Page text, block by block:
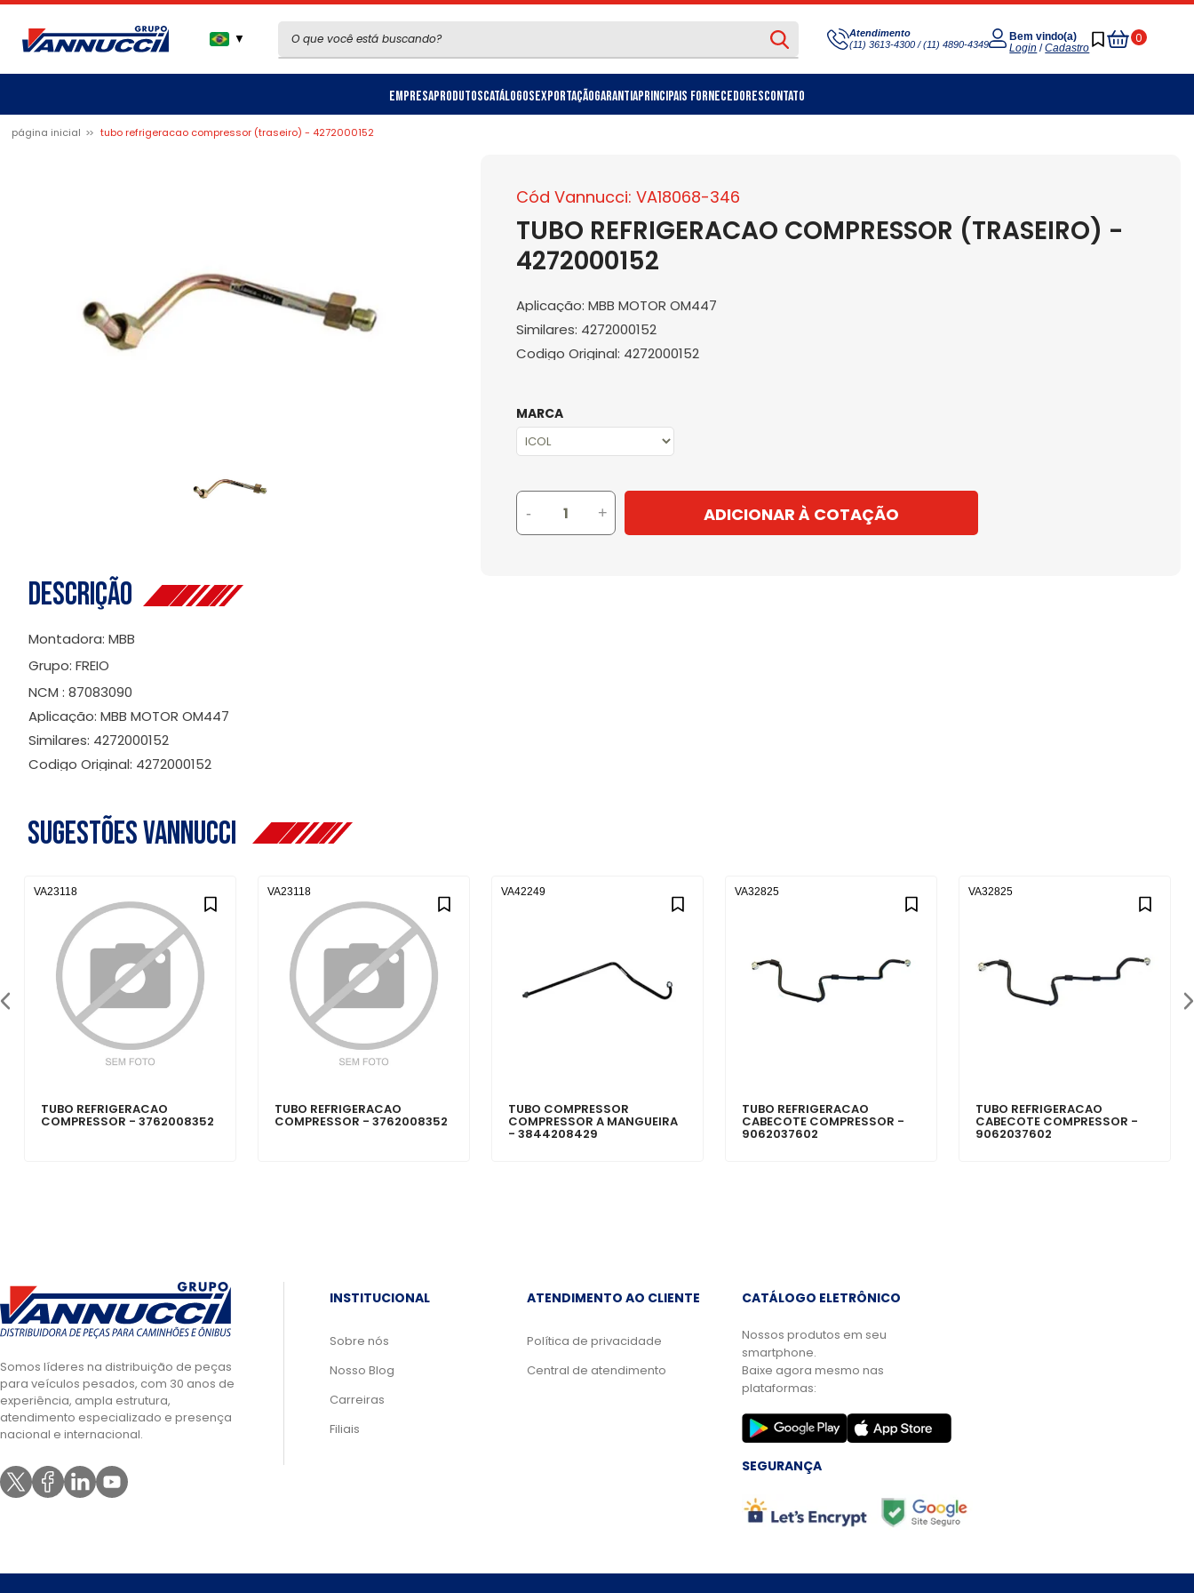
▼
Atendimento
(11) 3613-4300 / (11) 4890-4349
Bem vindo(a)
Login /Cadastro
0
Meu
Carrinho
EmpresaProdutosCatálogosExportaçãoGarantiaPrincipais FornecedoresContato
página inicial tubo refrigeracao compressor (traseiro) - 4272000152
Cód Vannucci: VA18068-346
TUBO REFRIGERACAO COMPRESSOR (TRASEIRO) -
4272000152
Aplicação: MBB MOTOR OM447
Similares: 4272000152
Codigo Original: 4272000152
MARCA
- + ADICIONAR À COTAÇÃO
Descrição
Montadora: MBB
Grupo: FREIO
NCM : 87083090
Aplicação: MBB MOTOR OM447
Similares: 4272000152
Codigo Original: 4272000152
Sugestões Vannucci
TUBO REFRIGERACAO
COMPRESSOR - 3762008352
VA23118
TUBO REFRIGERACAO
COMPRESSOR - 3762008352
VA23118
TUBO COMPRESSOR
COMPRESSOR A MANGUEIRA
- 3844208429
VA42249
TUBO REFRIGERACAO
CABECOTE COMPRESSOR -
9062037602
VA32825
TUBO REFRIGERACAO
CABECOTE COMPRESSOR -
9062037602
VA32825
Somos líderes na distribuição de peças
para veículos pesados, com 30 anos de
experiência, ampla estrutura,
atendimento especializado e presença
nacional e internacional.
INSTITUCIONAL
Sobre nós
Nosso Blog
Carreiras
Filiais
ATENDIMENTO AO CLIENTE
Política de privacidade
Central de atendimento
CATÁLOGO ELETRÔNICO
Nossos produtos em seu
smartphone.
Baixe agora mesmo nas
plataformas:
SEGURANÇA